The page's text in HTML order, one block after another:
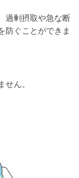
過剰摂取や急な断
防ぐことができま
ん。